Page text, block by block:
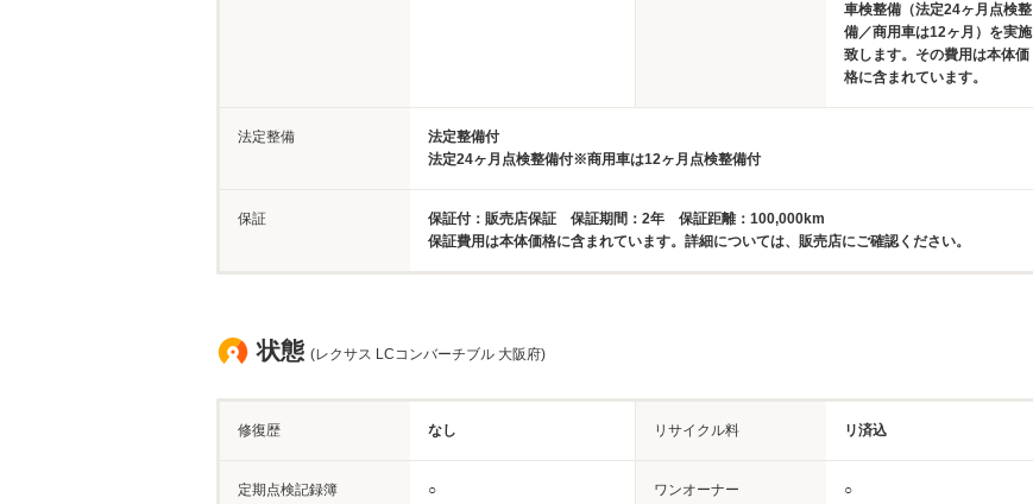
車検整備（法定24ヶ月点検整
備／商用車は12ヶ月）を実施
致します。その費用は本体価
格に含まれています。
法定整備
法定整備付
法定24ヶ月点検整備付※商用車は12ヶ月点検整備付
保証
保証付：販売店保証 保証期間：2年 保証距離：100,000km
保証費用は本体価格に含まれています。詳細については、販売店にご確認ください。
状態 (レクサス LCコンバーチブル 大阪府)
修復歴 なし リサイクル料 リ済込
定期点検記録簿 ○ ワンオーナー ○